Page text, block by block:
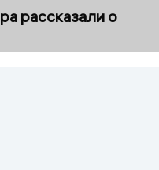
рассказали о